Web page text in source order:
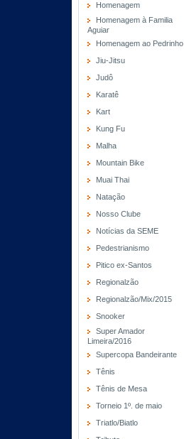
Homenagem
Homenagem à Familia
Aguiar
Homenagem ao Pedrinho
Jiu-Jitsu
Judô
Karatê
Kart
Kung Fu
Malha
Mountain Bike
Muai Thai
Natação
Nosso Clube
Notícias da SEME
Pedestrianismo
Pitico ex-Santos
Regionalzão
Regionalzão/Mix/2015
Snooker
Super Amador
Limeira/2016
Supercopa Bandeirante
Tênis
Tênis de Mesa
Torneio 1º. de maio
Triatlo/Biatlo